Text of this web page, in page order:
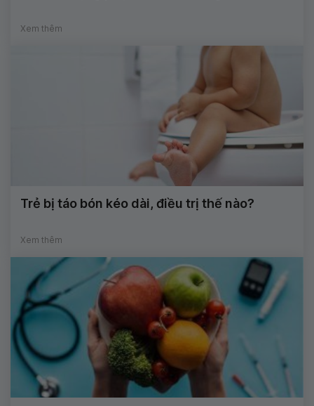
Xem thêm
Trẻ bị táo bón kéo dài, điều trị thế nào?
Xem thêm